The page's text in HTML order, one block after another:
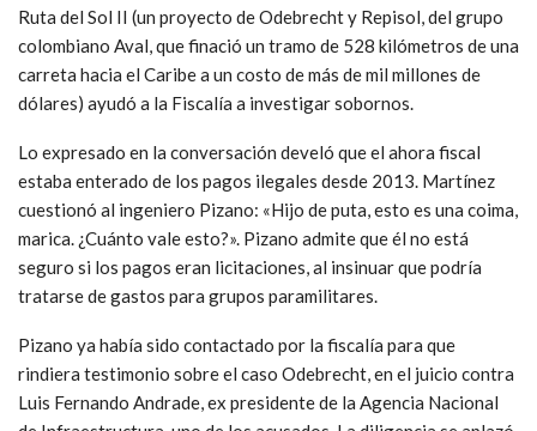
Ruta del Sol II (un proyecto de Odebrecht y Repisol, del grupo
colombiano Aval, que finació un tramo de 528 kilómetros de una
carreta hacia el Caribe a un costo de más de mil millones de
dólares) ayudó a la Fiscalía a investigar sobornos.
Lo expresado en la conversación develó que el ahora fiscal
estaba enterado de los pagos ilegales desde 2013. Martínez
cuestionó al ingeniero Pizano: «Hijo de puta, esto es una coima,
marica. ¿Cuánto vale esto?». Pizano admite que él no está
seguro si los pagos eran licitaciones, al insinuar que podría
tratarse de gastos para grupos paramilitares.
Pizano ya había sido contactado por la fiscalía para que
rindiera testimonio sobre el caso Odebrecht, en el juicio contra
Luis Fernando Andrade, ex presidente de la Agencia Nacional